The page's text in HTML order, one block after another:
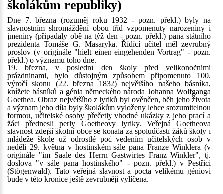
školákům republiky)
Dne 7. března (rozuměj roku 1932 - pozn. překl.) byly na
slavnostním shromáždění obou tříd vzpomenuty narozeniny i
jmeniny (připadaly obě na týž den - pozn. překl.) pana státního
prezidenta Tomáše G. Masaryka. Řídící učitel měl zevrubný
proslov (v originále "hielt einen eingehenden Vortrag" - pozn.
překl.) o významu toho dne.
19. března, v poslední den školy před velikonočními
prázdninami, bylo důstojným způsobem připomenuto 100.
výročí skonu (22. března 1832) největšího našeho básníka,
knížete básníků a génia německého národa Johanna Wolfganga
Goethea. Obraz největšího z lyriků byl ověnčen, běh jeho života
a význam jeho díla byly školákům vyloženy lehce srozumitelnou
formou, učitelské osoby přečetly vhodné ukázky z jeho prací a
žáci přednesli perly Goetheovy lyriky. Veřejná Goetheova
slavnost zdejší školní obce se konala za spoluúčasti žáků školy i
mládeže škole už odrostlé pod vedením učitelských osob v
neděli 29. května v hostinském sále pana Franze Winklera (v
originále "im Saale des Herrn Gastwirtes Franz Winkler", tj.
doslova "v sále pana hostinského" - pozn. překl.) v Pestřici
(Stögenwald). Tato veřejná slavnost a pocta velikému géniovi
bude v této kronice ještě zevrubněji vylíčena.